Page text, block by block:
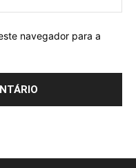
navegador para a